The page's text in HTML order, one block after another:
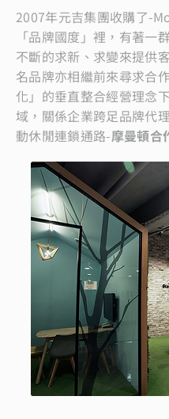
2007年元吉集團收購了-
「品牌國度」裡，有著一
不斷的求新、求變來提供
名品牌亦相繼前來尋求合
化」的垂直整合經營理念
域，關係企業跨足品牌代
動休閒連鎖通路-摩曼頓合